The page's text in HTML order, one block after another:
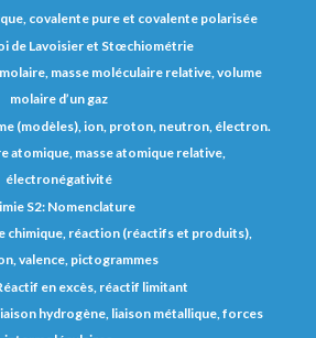
covalente pure et covalente polarisée
de Lavoisier et Stœchiométrie
masse moléculaire relative, volume
molaire d’un gaz
(modèles), ion, proton, neutron, électron.
atomique, masse atomique relative,
électronégativité
S2: Nomenclature
chimique, réaction (réactifs et produits),
valence, pictogrammes
en excès, réactif limitant
hydrogène, liaison métallique, forces